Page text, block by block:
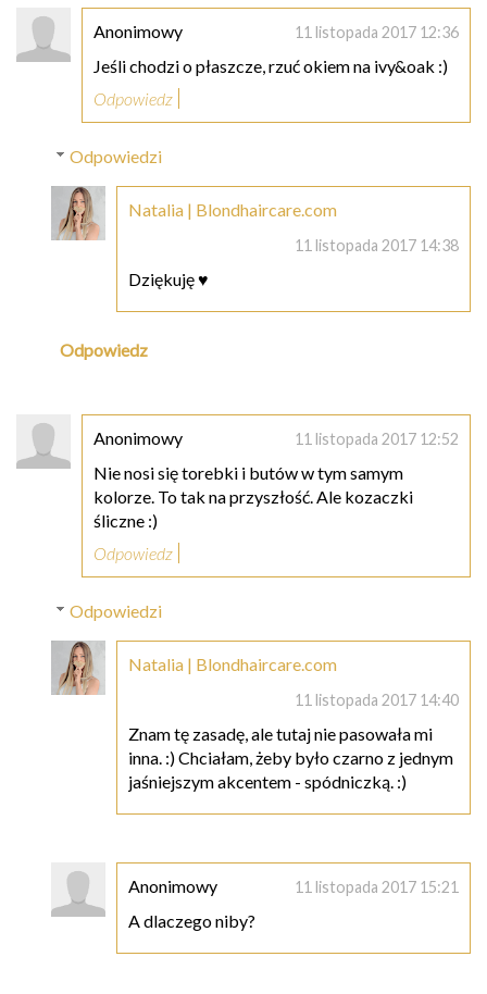
Anonimowy 11 listopada 2017 12:36
Jeśli chodzi o płaszcze, rzuć okiem na ivy&oak :)
Odpowiedz
Odpowiedzi
Natalia | Blondhaircare.com
11 listopada 2017 14:38
Dziękuję ♥
Odpowiedz
Anonimowy 11 listopada 2017 12:52
Nie nosi się torebki i butów w tym samym
kolorze. To tak na przyszłość. Ale kozaczki
śliczne :)
Odpowiedz
Odpowiedzi
Natalia | Blondhaircare.com
11 listopada 2017 14:40
Znam tę zasadę, ale tutaj nie pasowała mi
inna. :) Chciałam, żeby było czarno z jednym
jaśniejszym akcentem - spódniczką. :)
Anonimowy 11 listopada 2017 15:21
A dlaczego niby?